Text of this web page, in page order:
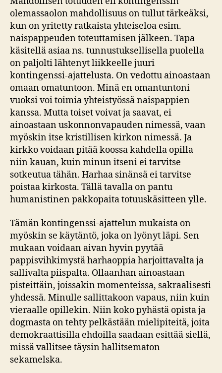
olemassaolon mahdollisuus on tullut tärkeäksi,
kun on yritetty ratkaista yhteiseloa esim.
naispappeuden toteuttamisen jälkeen. Tapa
käsitellä asiaa ns. tunnustuksellisella puolella
on paljolti lähtenyt liikkeelle juuri
kontingenssi-ajattelusta. On vedottu ainoastaan
omaan omatuntoon. Minä en omantuntoni
vuoksi voi toimia yhteistyössä naispappien
kanssa. Mutta toiset voivat ja saavat, ei
ainoastaan uskonnonvapauden nimessä, vaan
myöskin itse kristillisen kirkon nimessä. Ja
kirkko voidaan pitää koossa kahdella opilla
niin kauan, kuin minun itseni ei tarvitse
sotkeutua tähän. Harhaa sinänsä ei tarvitse
poistaa kirkosta. Tällä tavalla on pantu
humanistinen pakkopaita totuuskäsitteen ylle.
Tämän kontingenssi-ajattelun mukaista on
myöskin se käytäntö, joka on lyönyt läpi. Sen
mukaan voidaan aivan hyvin pyytää
pappisvihkimystä harhaoppia harjoittavalta ja
sallivalta piispalta. Ollaanhan ainoastaan
pisteittäin, joissakin momenteissa, sakraalisesti
yhdessä. Minulle sallittakoon vapaus, niin kuin
vieraalle opillekin. Niin koko pyhästä opista ja
dogmasta on tehty pelkästään mielipiteitä, joita
demokraattisilla ehdoilla saadaan esittää siellä,
missä vallitsee täysin hallitsematon
sekamelska.